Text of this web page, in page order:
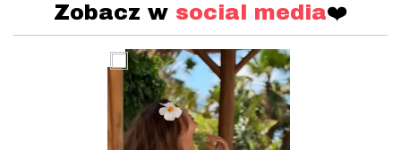
Zobacz w social media❤️